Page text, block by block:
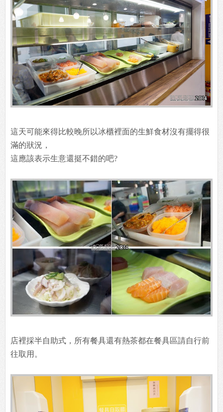
這天可能來得比較晚所以冰櫃裡面的生鮮食材沒有擺得很
滿的狀況，
這應該表示生意還挺不錯的吧?
店裡採半自助式，所有餐具還有熱茶都在餐具區請自行前
往取用。